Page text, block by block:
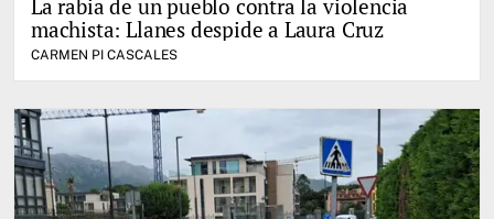
La rabia de un pueblo contra la violencia
machista: Llanes despide a Laura Cruz
CARMEN PI CASCALES